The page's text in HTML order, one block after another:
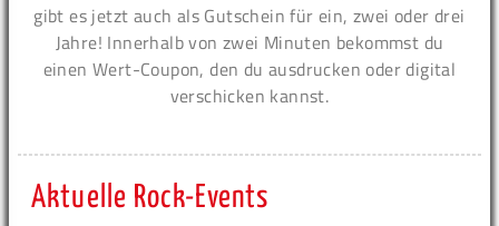
gibt es jetzt auch als Gutschein für ein, zwei oder drei
Jahre! Innerhalb von zwei Minuten bekommst du
einen Wert-Coupon, den du ausdrucken oder digital
verschicken kannst.
Aktuelle Rock-Events